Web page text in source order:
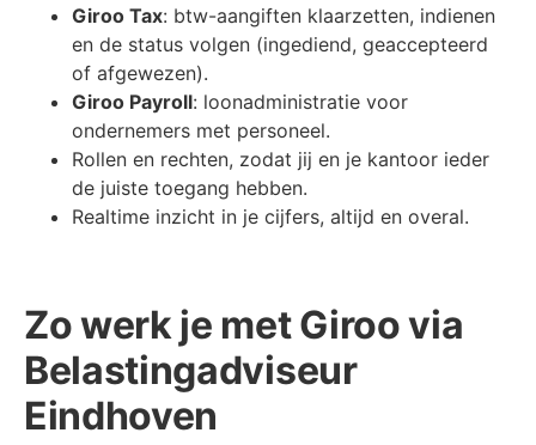
Giroo Tax: btw-aangiften klaarzetten, indienen
en de status volgen (ingediend, geaccepteerd
of afgewezen).
Giroo Payroll: loonadministratie voor
ondernemers met personeel.
Rollen en rechten, zodat jij en je kantoor ieder
de juiste toegang hebben.
Realtime inzicht in je cijfers, altijd en overal.
Zo werk je met Giroo via
Belastingadviseur
Eindhoven